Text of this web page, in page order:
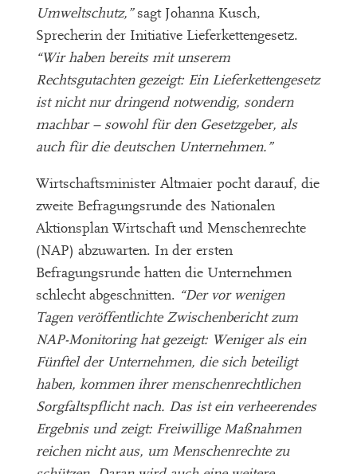
Umweltschutz,”sagt Johanna Kusch,
Sprecherin der Initiative Lieferkettengesetz.
“Wir haben bereits mit unserem
Rechtsgutachten gezeigt: Ein Lieferkettengesetz
ist nicht nur dringend notwendig, sondern
machbar – sowohl für den Gesetzgeber, als
auch für die deutschen Unternehmen.”
Wirtschaftsminister Altmaier pocht darauf, die
zweite Befragungsrunde des Nationalen
Aktionsplan Wirtschaft und Menschenrechte
(NAP) abzuwarten. In der ersten
Befragungsrunde hatten die Unternehmen
schlecht abgeschnitten. “Der vor wenigen
Tagen veröffentlichte Zwischenbericht zum
NAP-Monitoring hat gezeigt: Weniger als ein
Fünftel der Unternehmen, die sich beteiligt
haben, kommen ihrer menschenrechtlichen
Sorgfaltspflicht nach. Das ist ein verheerendes
Ergebnis und zeigt: Freiwillige Maßnahmen
reichen nicht aus, um Menschenrechte zu